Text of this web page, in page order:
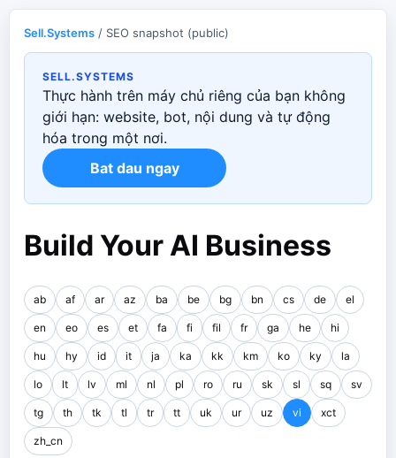
Sell.Systems / SEO snapshot (public)
SELL.SYSTEMS
Thực hành trên máy chủ riêng của bạn không
giới hạn: website, bot, nội dung và tự động
hóa trong một nơi.
Bat dau ngay
Build Your AI Business
ab af ar az ba be bg bn cs de el
en eo es et fa fi fil fr ga he hi
hu hy id it ja ka kk km ko ky la
lo lt lv ml nl pl ro ru sk sl sq sv
tg th tk tl tr tt uk ur uz vi xct
zh_cn